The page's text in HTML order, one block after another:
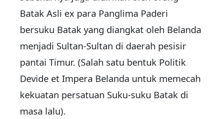
Batak Asli ex para Panglima Paderi
bersuku Batak yang diangkat oleh Belanda
menjadi Sultan-Sultan di daerah pesisir
pantai Timur. (Salah satu bentuk Politik
Devide et Impera Belanda untuk memecah
kekuatan persatuan Suku-suku Batak di
masa lalu).